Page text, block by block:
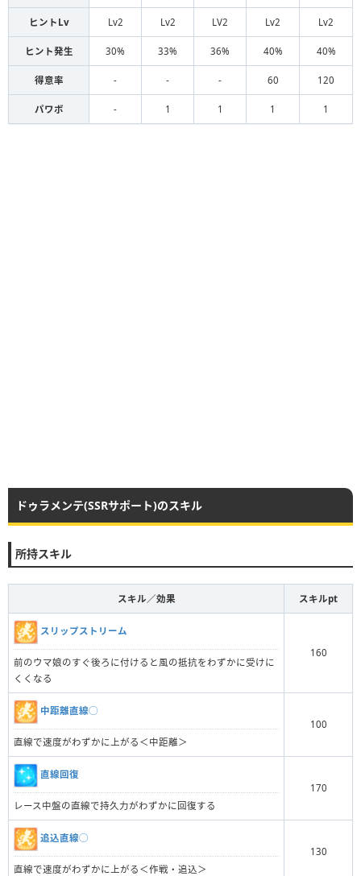
ヒントLv Lv2 Lv2 LV2 Lv2 Lv2
ヒント発生 30% 33% 36% 40% 40%
得意率 - - - 60 120
パワボ - 1 1 1 1
ドゥラメンテ(SSRサポート)のスキル
所持スキル
スキル／効果 スキルpt
スリップストリーム
前のウマ娘のすぐ後ろに付けると風の抵抗をわずかに受けに
くくなる
160
中距離直線◯
直線で速度がわずかに上がる＜中距離＞
100
直線回復
レース中盤の直線で持久力がわずかに回復する
170
追込直線◯
直線で速度がわずかに上がる＜作戦・追込＞
130